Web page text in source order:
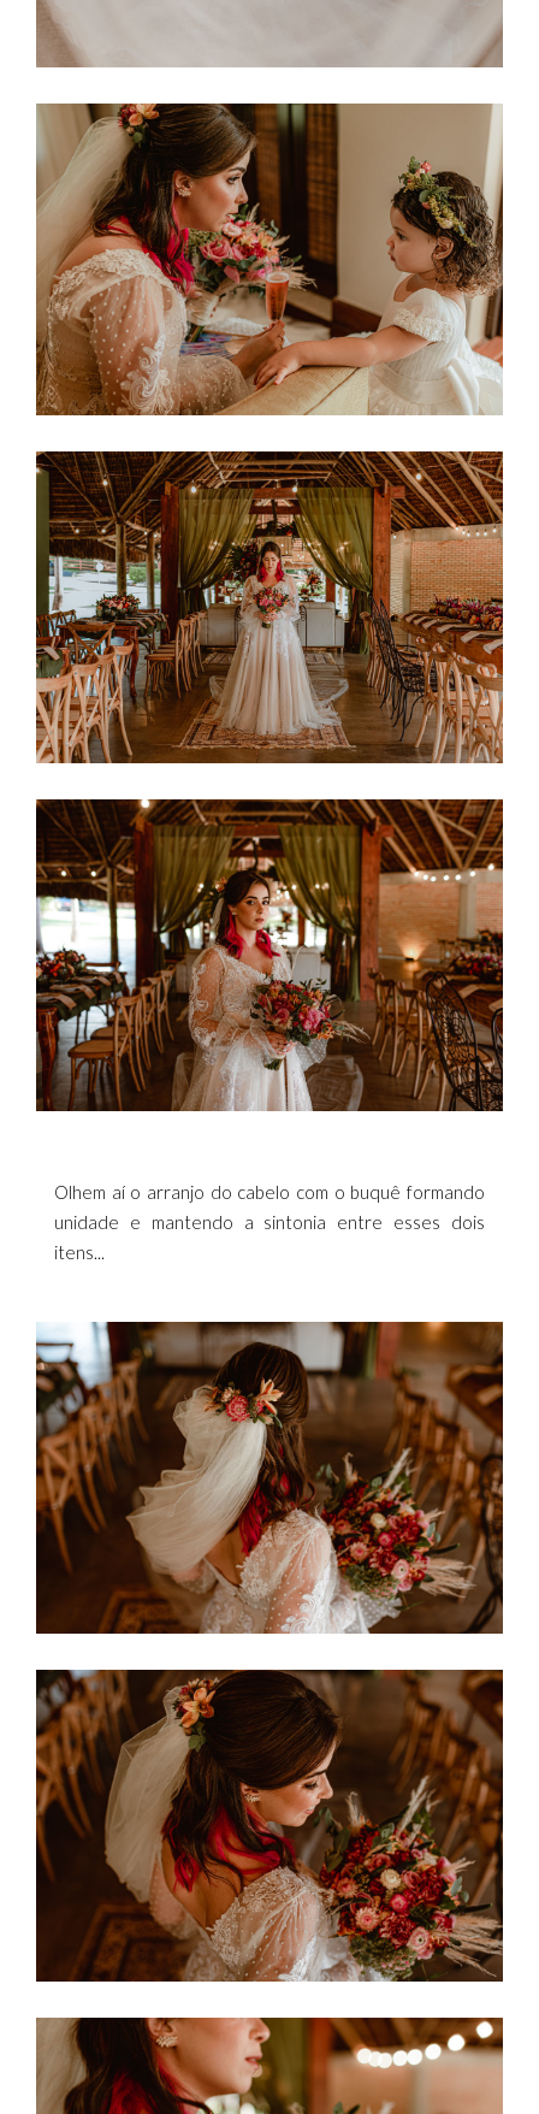
Olhem aí o arranjo do cabelo com o buquê formando
unidade e mantendo a sintonia entre esses dois
itens...